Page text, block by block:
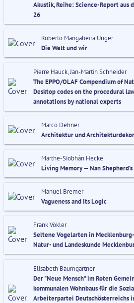
Akustik, Reihe: Science-Report aus
26
Roberto Mangabeira Unger
Die Welt und wir
Pierre Hauck, Jan-Martin Schneider
The EPPO/OLAF Compendium of
Desktop codes on the procedural
annotations by national experts
Marco Dehner
Architektur und
Marthe-Siobhán Hecke
Living Memory — Nan Shepherd’s
Manuel Bremer
Vagueness and Its Logic
Frank Vökler
Seltene Vogelarten in
Natur- und Landeskunde
Elisabeth Baumgartner
Der "Neue Mensch" im Roten
kommunalen Wohnbaus für die
Arbeiterpartei Deutschösterreichs